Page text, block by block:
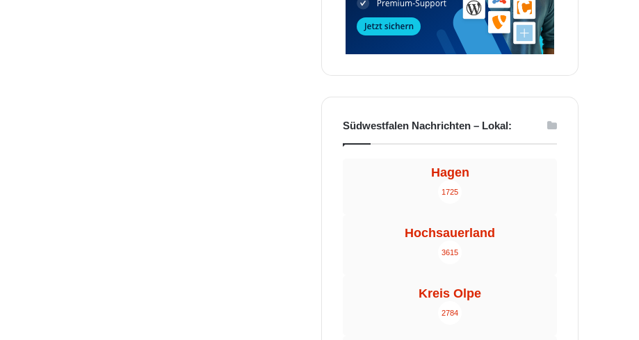
Südwestfalen Nachrichten – Lokal:
Hagen
1725
Hochsauerland
3615
Kreis Olpe
2784